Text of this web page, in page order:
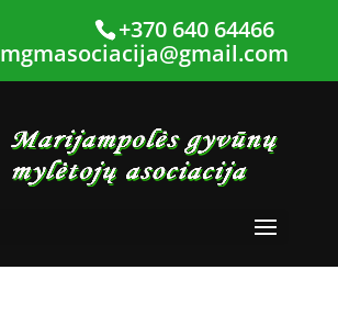
+370 640 64466
mgmasociacija@gmail.com